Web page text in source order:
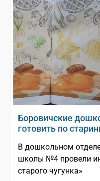
Боровичские
готовить по
В дошкольном
школы №4 провели
старого чугунка»